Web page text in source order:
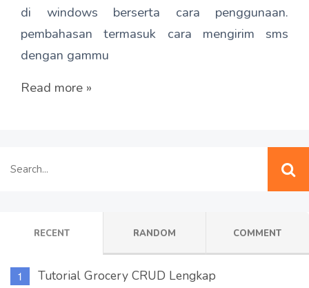
di windows berserta cara penggunaan.
pembahasan termasuk cara mengirim sms
dengan gammu
Read more »
RECENT RANDOM COMMENT
Tutorial Grocery CRUD Lengkap